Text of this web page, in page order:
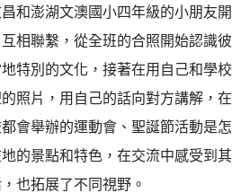
和澎湖文澳國小四年級的小朋友開
相聯繫，從全班的合照開始認識彼
特別的文化，接著在用自己和學校
照片，用自己的話向對方講解，在
會舉辦的運動會、聖誕節活動是怎
的景點和特色，在交流中感受到其
也拓展了不同視野。